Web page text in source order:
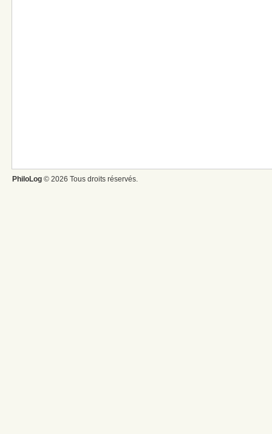
PhiloLog © 2026 Tous droits réservés.